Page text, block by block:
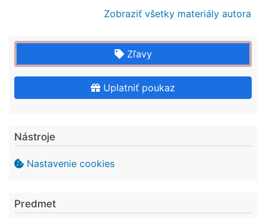
Zobraziť všetky materiály autora
Zľavy
Uplatniť poukaz
Nástroje
Nastavenie cookies
Predmet